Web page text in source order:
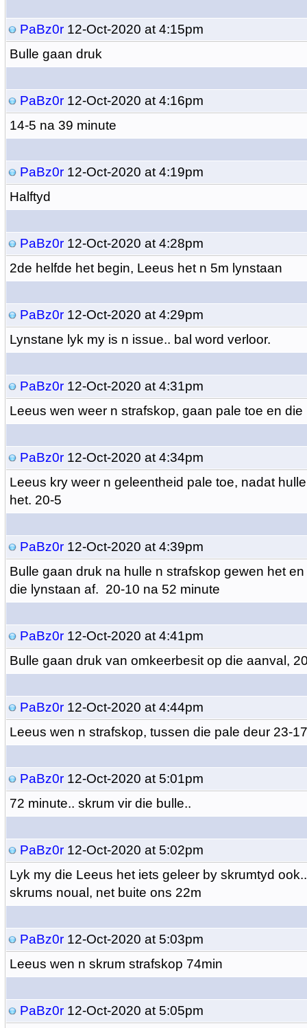
PaBz0r12-Oct-2020 at 4:15pm
Bulle gaan druk
PaBz0r12-Oct-2020 at 4:16pm
14-5 na 39 minute
PaBz0r12-Oct-2020 at 4:19pm
Halftyd
PaBz0r12-Oct-2020 at 4:28pm
2de helfde het begin, Leeus het n 5m lynstaan
PaBz0r12-Oct-2020 at 4:29pm
Lynstane lyk my is n issue.. bal word verloor.
PaBz0r12-Oct-2020 at 4:31pm
Leeus wen weer n strafskop, gaan pale toe en die
PaBz0r12-Oct-2020 at 4:34pm
Leeus kry weer n geleentheid pale toe, nadat
het. 20-5
PaBz0r12-Oct-2020 at 4:39pm
Bulle gaan druk na hulle n strafskop gewen het
die lynstaan af. 20-10 na 52 minute
PaBz0r12-Oct-2020 at 4:41pm
Bulle gaan druk van omkeerbesit op die aanval,
PaBz0r12-Oct-2020 at 4:44pm
Leeus wen n strafskop, tussen die pale deur 23-
PaBz0r12-Oct-2020 at 5:01pm
72 minute.. skrum vir die bulle..
PaBz0r12-Oct-2020 at 5:02pm
Lyk my die Leeus het iets geleer by skrumtyd
skrums noual, net buite ons 22m
PaBz0r12-Oct-2020 at 5:03pm
Leeus wen n skrum strafskop 74min
PaBz0r12-Oct-2020 at 5:05pm